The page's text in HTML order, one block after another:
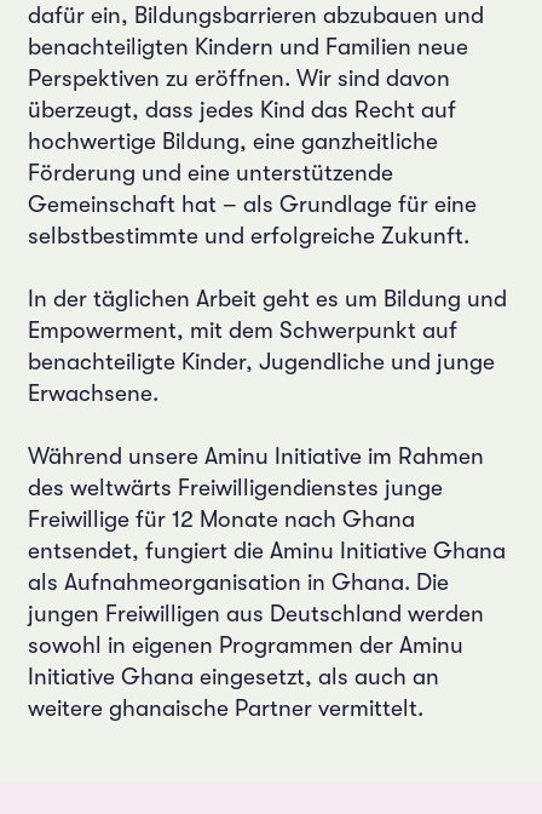
dafür ein, Bildungsbarrieren abzubauen und
benachteiligten Kindern und Familien neue
Perspektiven zu eröffnen. Wir sind davon
überzeugt, dass jedes Kind das Recht auf
hochwertige Bildung, eine ganzheitliche
Förderung und eine unterstützende
Gemeinschaft hat – als Grundlage für eine
selbstbestimmte und erfolgreiche Zukunft.
In der täglichen Arbeit geht es um Bildung und
Empowerment, mit dem Schwerpunkt auf
benachteiligte Kinder, Jugendliche und junge
Erwachsene.
Während unsere Aminu Initiative im Rahmen
des weltwärts Freiwilligendienstes junge
Freiwillige für 12 Monate nach Ghana
entsendet, fungiert die Aminu Initiative Ghana
als Aufnahmeorganisation in Ghana. Die
jungen Freiwilligen aus Deutschland werden
sowohl in eigenen Programmen der Aminu
Initiative Ghana eingesetzt, als auch an
weitere ghanaische Partner vermittelt.